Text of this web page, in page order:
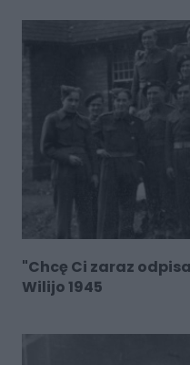
"Chcę Ci zaraz
Wilijo 1945